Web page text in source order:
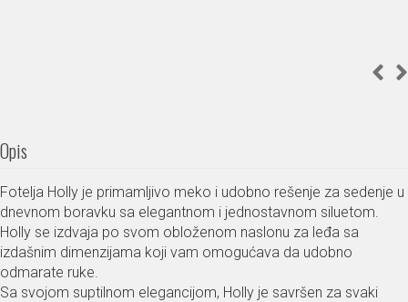
Opis
Fotelja Holly je primamljivo meko i udobno rešenje za sedenje u
dnevnom boravku sa elegantnom i jednostavnom siluetom.
Holly se izdvaja po svom obloženom naslonu za leđa sa
izdašnim dimenzijama koji vam omogućava da udobno
odmarate ruke.
Sa svojom suptilnom elegancijom, Holly je savršen za svaki